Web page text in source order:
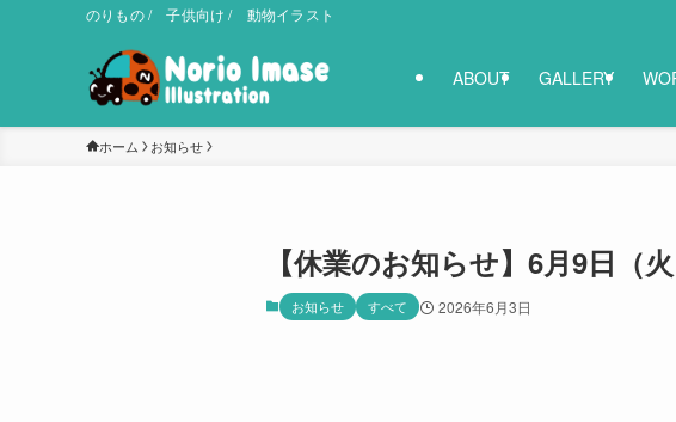
のりもの / 子供向け / 動物イラスト
ABOUT GALLERY
ホーム お知らせ
【休業のお知らせ】6月9日（
お知らせ すべて 2026年6月3日